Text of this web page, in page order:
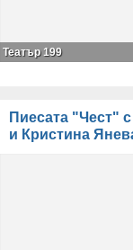
Театър 199
Пиесата "Чест"
и Кристина